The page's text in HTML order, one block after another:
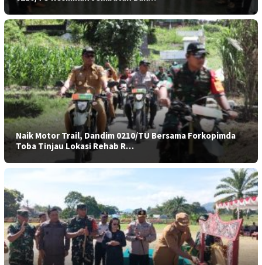
Naik Motor Trail, Dandim 0210/TU Bersama Forkopimda
Toba Tinjau Lokasi Rehab R…